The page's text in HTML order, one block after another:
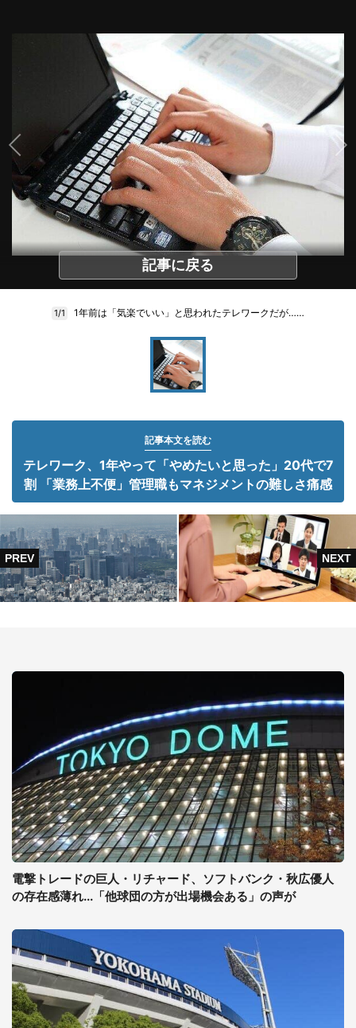
記事に戻る
1/1 1年前は「気楽でいい」と思われたテレワークだが……
記事本文を読む
テレワーク、1年やって「やめたいと思った」20代で7
割 「業務上不便」管理職もマネジメントの難しさ痛感
電撃トレードの巨人・リチャード、ソフトバンク・秋広優人
の存在感薄れ...「他球団の方が出場機会ある」の声が